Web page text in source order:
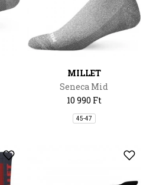
MILLET
Seneca Mid
10 990 Ft
45-47